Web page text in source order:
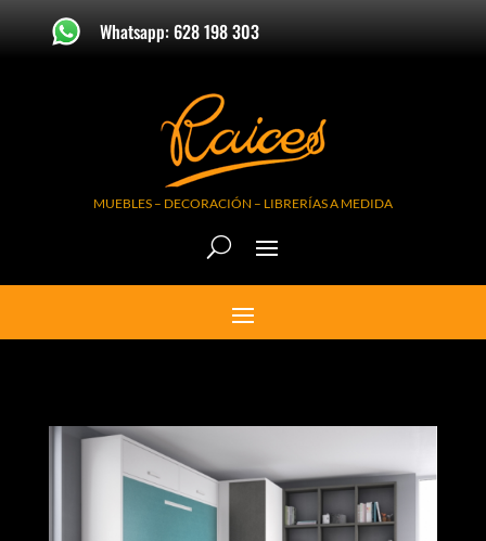
Whatsapp: 628 198 303
MUEBLES – DECORACIÓN – LIBRERÍAS A MEDIDA